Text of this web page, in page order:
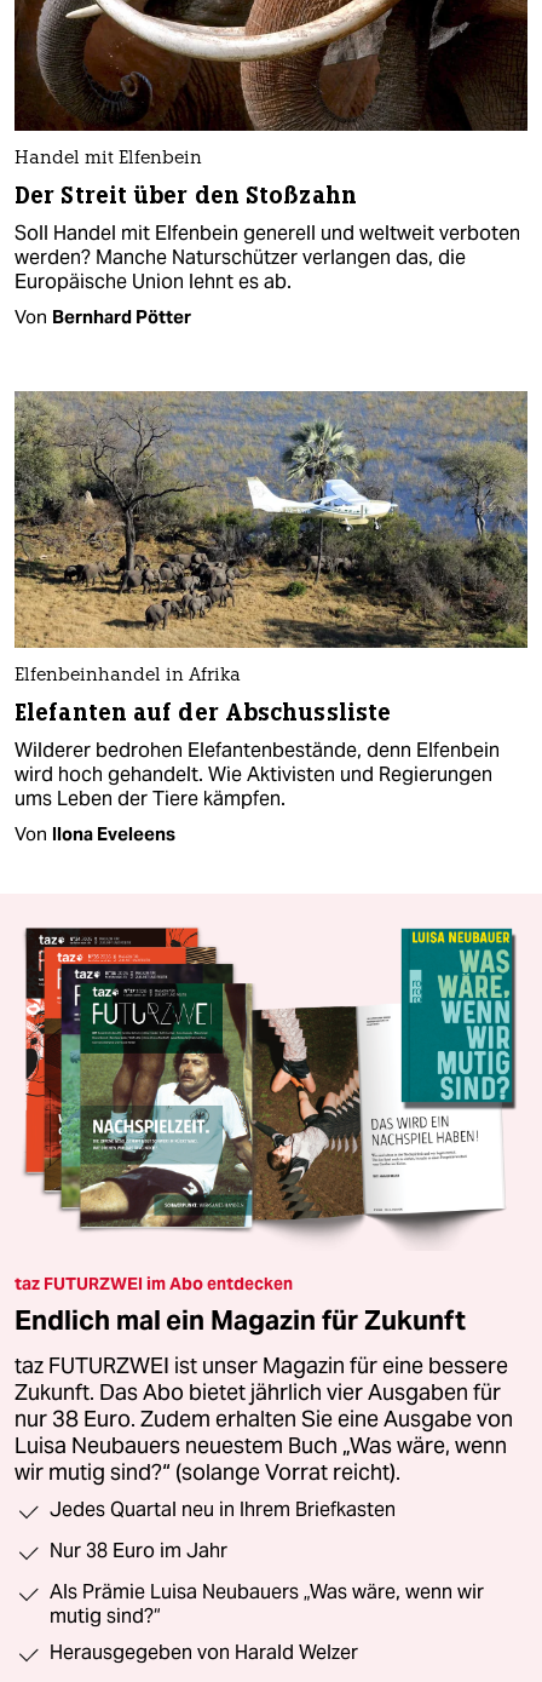
Handel mit Elfenbein
Der Streit über den Stoßzahn
Soll Handel mit Elfenbein generell und weltweit verboten
werden? Manche Naturschützer verlangen das, die
Europäische Union lehnt es ab.
Von Bernhard Pötter
Elfenbeinhandel in Afrika
Elefanten auf der Abschussliste
Wilderer bedrohen Elefantenbestände, denn Elfenbein
wird hoch gehandelt. Wie Aktivisten und Regierungen
ums Leben der Tiere kämpfen.
Von Ilona Eveleens
taz FUTURZWEI im Abo entdecken
Endlich mal ein Magazin für Zukunft
taz FUTURZWEI ist unser Magazin für eine bessere
Zukunft. Das Abo bietet jährlich vier Ausgaben für
nur 38 Euro. Zudem erhalten Sie eine Ausgabe von
Luisa Neubauers neuestem Buch „Was wäre, wenn
wir mutig sind?“ (solange Vorrat reicht).
Jedes Quartal neu in Ihrem Briefkasten
Nur 38 Euro im Jahr
Als Prämie Luisa Neubauers „Was wäre, wenn wir
mutig sind?“
Herausgegeben von Harald Welzer